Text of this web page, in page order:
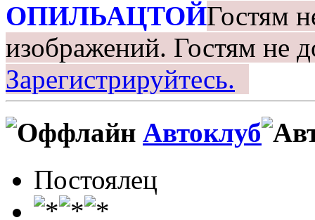
ОПИЛЬАЦТОЙГостям
изображений. Гостям не
Зарегистрируйтесь.
Автоклуб
Постоялец